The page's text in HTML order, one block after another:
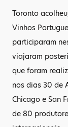
Toronto
Vinhos
participaram
viajaram
que foram
nos dias 30 de
Chicago e San
de 80